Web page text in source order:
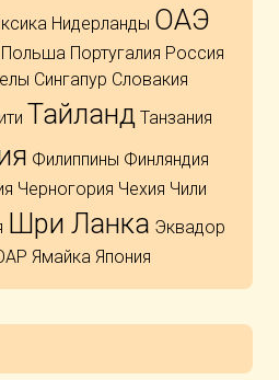
Нидерланды ОАЭ
Польша Португалия Россия
Сингапур Словакия
Тайланд Танзания
Филиппины Финляндия
Черногория Чехия Чили
Шри Ланка Эквадор
Ямайка Япония